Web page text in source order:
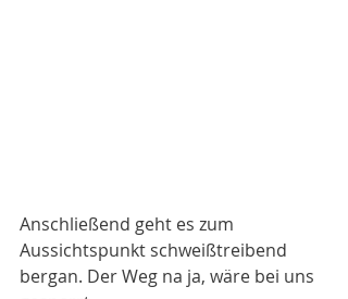
Anschließend geht es zum
Aussichtspunkt schweißtreibend
bergan. Der Weg na ja, wäre bei uns